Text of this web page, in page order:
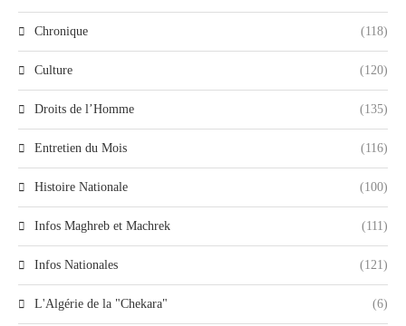
Chronique (118)
Culture (120)
Droits de l’Homme (135)
Entretien du Mois (116)
Histoire Nationale (100)
Infos Maghreb et Machrek (111)
Infos Nationales (121)
L'Algérie de la "Chekara" (6)